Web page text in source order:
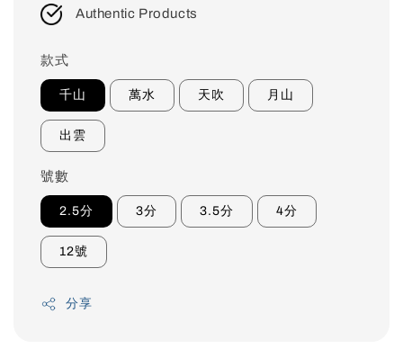
Authentic Products
款式
千山 萬水 天吹 月山
出雲
號數
2.5分 3分 3.5分 4分
12號
分享